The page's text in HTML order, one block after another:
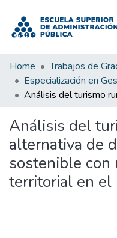
Home Trabajos de
Análisis del
alternativa de
sostenible con
territorial en el